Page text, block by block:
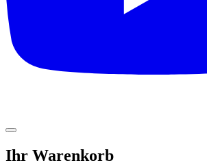
Ihr Warenkorb